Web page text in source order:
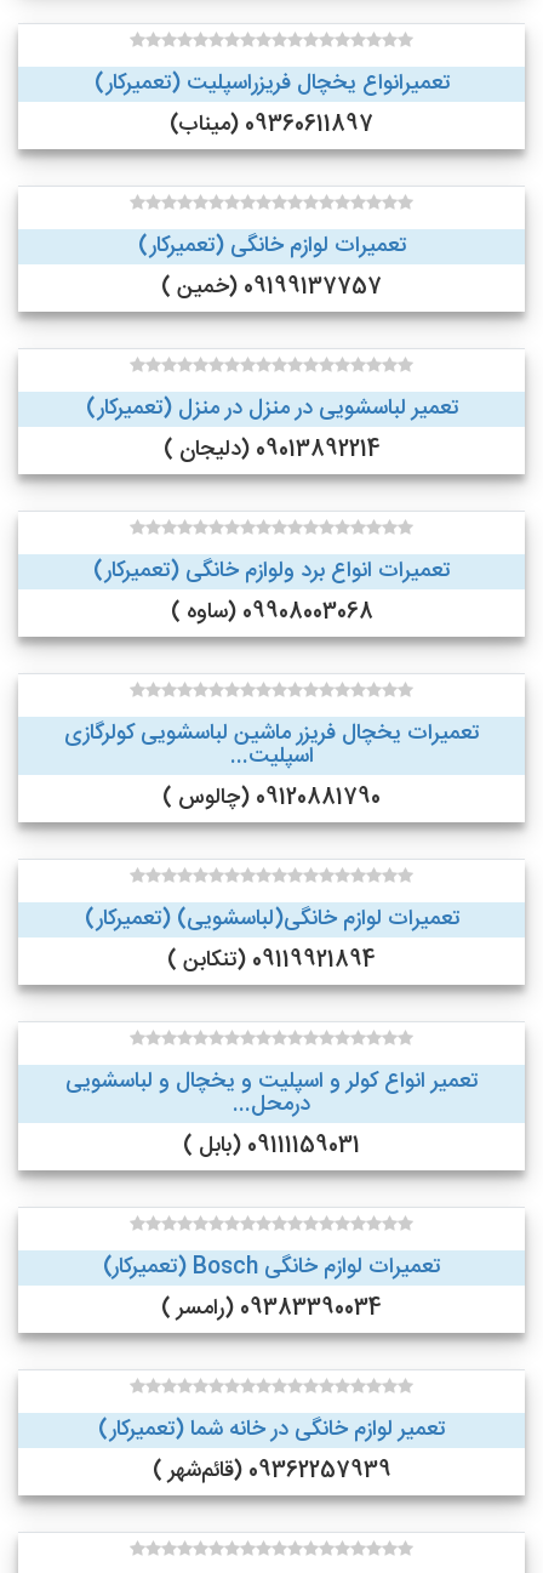
تعمیرانواع یخچال فریزراسپلیت (تعمیرکار)
09360611897 (میناب)
تعمیرات لوازم خانگی (تعمیرکار)
09199137757 (خمین )
تعمیر لباسشویی در منزل در منزل (تعمیرکار)
09013892214 (دلیجان )
تعمیرات انواع برد ولوازم خانگی (تعمیرکار)
09908003068 (ساوه )
تعمیرات یخچال فریزر ماشین لباسشویی کولرگازی
اسپلیت...
09120881790 (چالوس )
تعمیرات لوازم خانگی(لباسشویی) (تعمیرکار)
09119921894 (تنکابن )
تعمیر انواع کولر و اسپلیت و یخچال و لباسشویی
درمحل...
09111159031 (بابل )
تعمیرات لوازم خانگی Bosch (تعمیرکار)
09383390034 (رامسر )
تعمیر لوازم خانگی در خانه شما (تعمیرکار)
09362257939 (قائم‌شهر )